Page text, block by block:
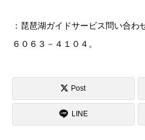
：琵琶湖ガイドサービス問い合わ
６０６３－４１０４。
Post
LINE